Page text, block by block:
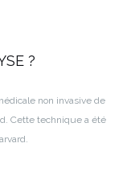
?
non invasive de
Cette technique a été